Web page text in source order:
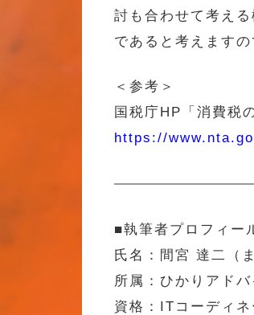
討も合わせて考え
であると考えますの
＜参考＞
国税庁HP「消費税
https://
■執筆者プロフィー
氏名：間宮 達二（
所属：ひかりアド
資格：ITコーディネ